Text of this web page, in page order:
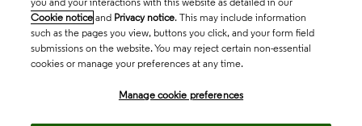
Cookie notice and Privacy notice. This may include information
such as the pages you view, buttons you click, and your form field
submissions on the website. You may reject certain non-essential
cookies or manage your preferences at any time.
Manage cookie preferences